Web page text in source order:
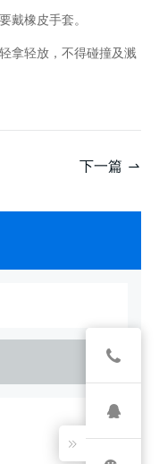
橡皮手套。
轻放，不得碰撞及溅
下一篇